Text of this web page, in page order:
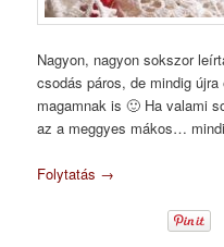
Nagyon, nagyon sokszor
csodás páros, de mindig
magamnak is 🙂 Ha valami
az a meggyes mákos…
Folytatás →